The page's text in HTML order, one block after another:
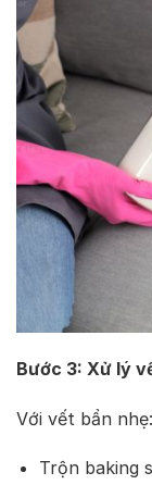
Bước 3: Xử lý
Với vết bẩn nhẹ:
Trộn baking